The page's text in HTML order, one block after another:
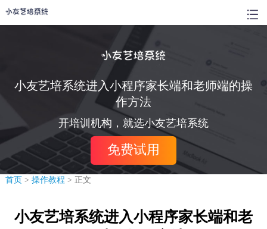
小友艺培系统进入小程序家长端和老师端的操
作方法
开培训机构，就选小友艺培系统
免费试用
首页> 操作教程 > 正文
小友艺培系统进入小程序家长端和老